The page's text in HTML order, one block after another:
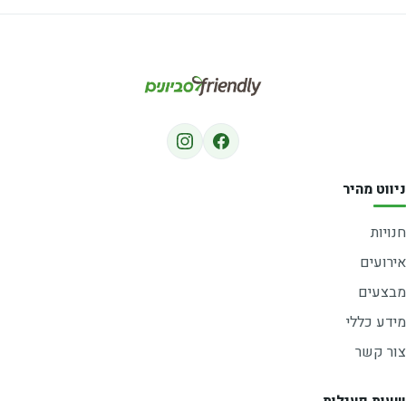
ניווט מהיר
חנויות
אירועים
מבצעים
מידע כללי
צור קשר